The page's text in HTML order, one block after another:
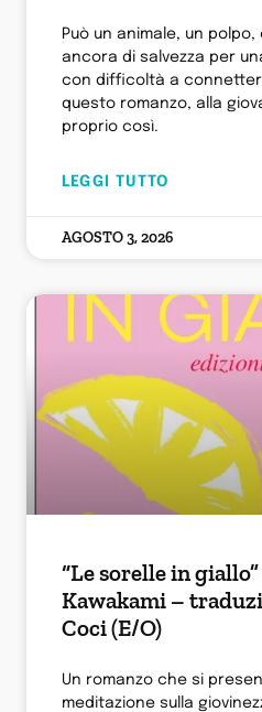
Può un animale, un
ancora di salvezza per
con difficoltà a
questo romanzo, alla
proprio così.
LEGGI TUTTO
AGOSTO 3, 2026
“Le sorelle in
Kawakami –
Coci (E/O)
Un romanzo che si
meditazione sulla